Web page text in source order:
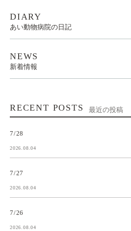
DIARY
あい動物病院の日記
NEWS
新着情報
RECENT POSTS 最近の投稿
7/28
2026.08.04
7/27
2026.08.04
7/26
2026.08.04